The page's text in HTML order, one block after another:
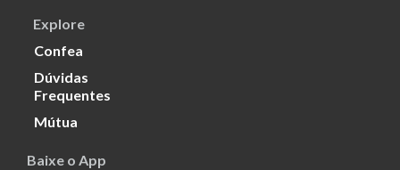
Explore
Confea
Dúvidas
Frequentes
Mútua
Baixe o App